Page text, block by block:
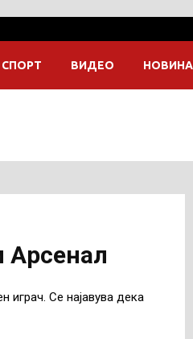
СПОРТ ВИДЕО
Арсенал
играч. Се најавува дека